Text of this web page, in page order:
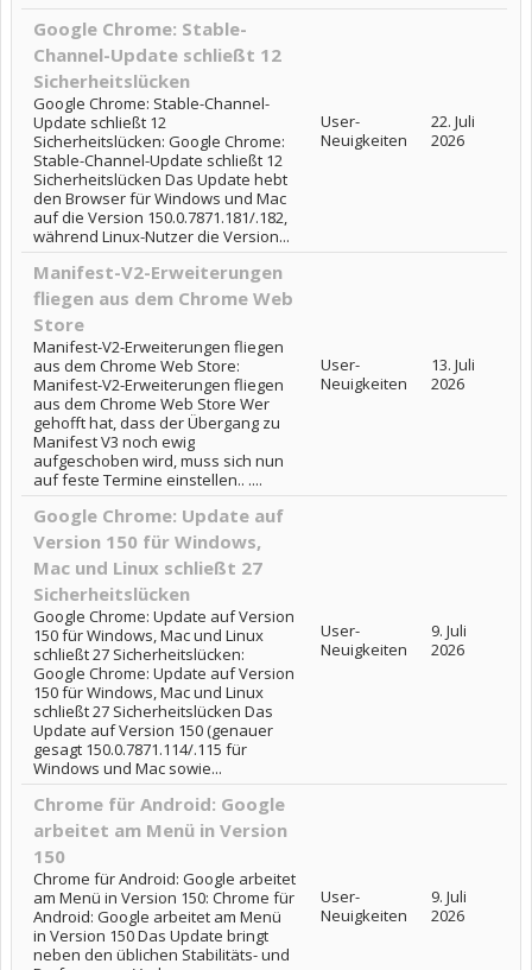
Google Chrome: Stable-
Channel-Update schließt 12
Sicherheitslücken
Google Chrome: Stable-Channel-
Update schließt 12
Sicherheitslücken: Google Chrome:
Stable-Channel-Update schließt 12
Sicherheitslücken Das Update hebt
den Browser für Windows und Mac
auf die Version 150.0.7871.181/.182,
während Linux-Nutzer die Version...
User-
Neuigkeiten
22. Juli
2026
Manifest-V2-Erweiterungen
fliegen aus dem Chrome Web
Store
Manifest-V2-Erweiterungen fliegen
aus dem Chrome Web Store:
Manifest-V2-Erweiterungen fliegen
aus dem Chrome Web Store Wer
gehofft hat, dass der Übergang zu
Manifest V3 noch ewig
aufgeschoben wird, muss sich nun
auf feste Termine einstellen.. ....
User-
Neuigkeiten
13. Juli
2026
Google Chrome: Update auf
Version 150 für Windows,
Mac und Linux schließt 27
Sicherheitslücken
Google Chrome: Update auf Version
150 für Windows, Mac und Linux
schließt 27 Sicherheitslücken:
Google Chrome: Update auf Version
150 für Windows, Mac und Linux
schließt 27 Sicherheitslücken Das
Update auf Version 150 (genauer
gesagt 150.0.7871.114/.115 für
Windows und Mac sowie...
User-
Neuigkeiten
9. Juli
2026
Chrome für Android: Google
arbeitet am Menü in Version
150
Chrome für Android: Google arbeitet
am Menü in Version 150: Chrome für
Android: Google arbeitet am Menü
in Version 150 Das Update bringt
neben den üblichen Stabilitäts- und
User-
Neuigkeiten
9. Juli
2026